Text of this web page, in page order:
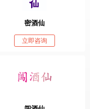
密酒仙
立即咨询